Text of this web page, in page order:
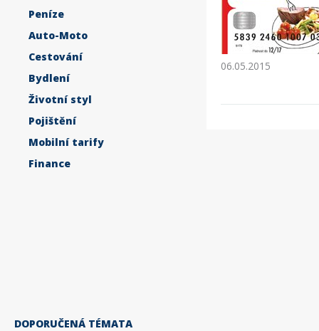
Peníze
Auto-Moto
Cestování
Bydlení
Životní styl
Pojištění
Mobilní tarify
Finance
DOPORUČENÁ TÉMATA
06.05.2015